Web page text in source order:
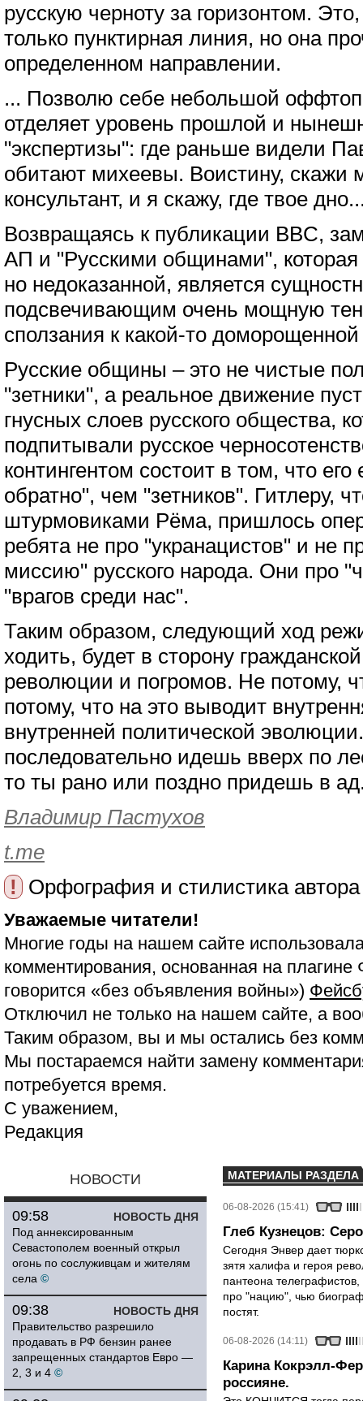
русскую черноту за горизонтом.
только пунктирная линия, но она
определенном направлении.
... Позволю себе небольшой
отделяет уровень прошлой и
"экспертизы": где раньше видели
обитают михеевы. Воистину, скажи
консультант, и я скажу, где твое
Возвращаясь к публикации BBC,
АП и "Русскими общинами",
но недоказанной, является
подсвечивающим очень мощную
сползания к какой-то
Русские общины – это не чистые
"зетники", а реальное движение
гнусных слоев русского общества,
подпитывали русское
контингентом состоит в том, что
обратно", чем "зетников". Гитлеру,
штурмовиками Рёма, пришлось
ребята не про "укранацистов" и не
миссию" русского народа. Они про
"врагов среди нас".
Таким образом, следующий ход
ходить, будет в сторону
революции и погромов. Не потому,
потому, что на это выводит
внутренней политической
последовательно идешь вверх по
то ты рано или поздно придешь в
Владимир Пастухов
t.me
!
Орфография и стилистика
Уважаемые читатели!
Многие годы на нашем сайте
комментирования, основанная на
говорится «без объявления войны»)
Отключил не только на нашем сайте, а
Таким образом, вы и мы остались без
Мы постараемся найти замену
потребуется время.
С уважением,
Редакция
НОВОСТИ
НОВОСТЬ ДНЯ
09:58
Под аннексированным
Севастополем военный открыл
огонь по сослуживцам и жителям
села ©
НОВОСТЬ ДНЯ
09:38
Правительство разрешило
продавать в РФ бензин ранее
запрещенных стандартов Евро —
2, 3 и 4 ©
МАТЕРИАЛЫ РАЗДЕЛА
06-08-2026 (15:41)
Глеб Кузнецов:
Сегодня Энвер дает
зятя халифа и героя
пантеона
про "нацию", чью
постят.
06-08-2026 (14:11)
Карина Кокрэлл-
россияне.